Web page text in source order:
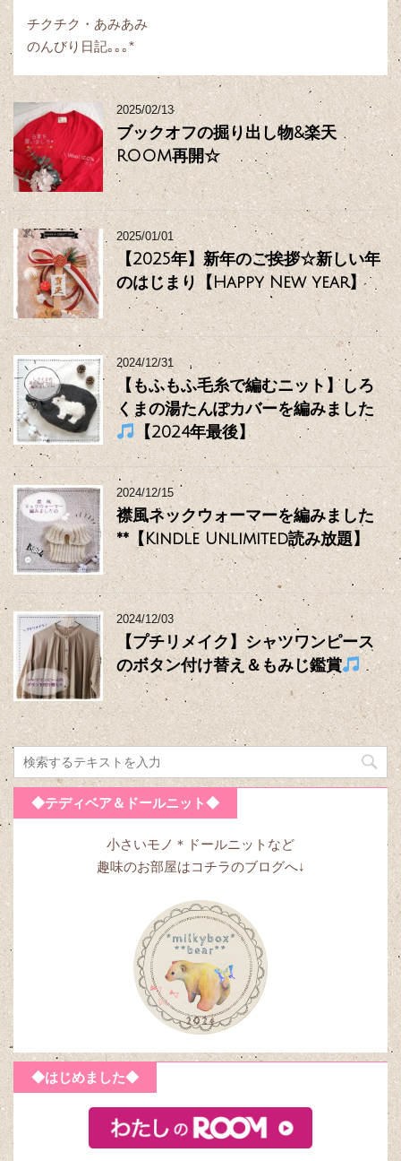
チクチク・あみあみ
のんびり日記｡｡｡*
2025/02/13
ブックオフの掘り出し物&楽天
ROOM再開☆
2025/01/01
【2025年】新年のご挨拶☆新しい年
のはじまり【Happy New year】
2024/12/31
【もふもふ毛糸で編むニット】しろ
くまの湯たんぽカバーを編みました
【2024年最後】
2024/12/15
襟風ネックウォーマーを編みました
**【Kindle Unlimited読み放題】
2024/12/03
【プチリメイク】シャツワンピース
のボタン付け替え＆もみじ鑑賞
◆テディベア＆ドールニット◆
小さいモノ＊ドールニットなど
趣味のお部屋はコチラのブログへ↓
◆はじめました◆